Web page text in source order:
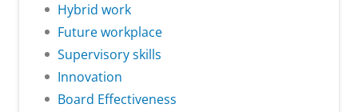
Hybrid work
Future workplace
Supervisory skills
Innovation
Board Effectiveness